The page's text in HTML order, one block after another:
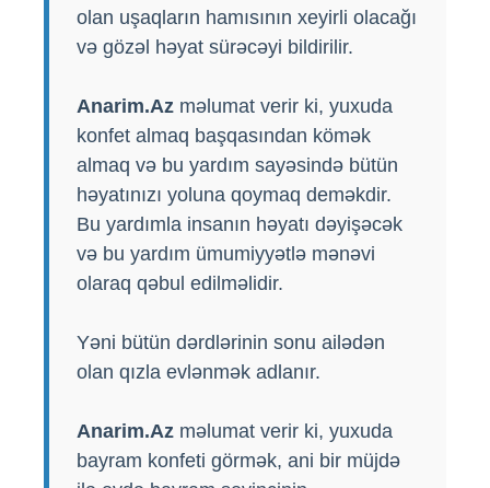
olan uşaqların hamısının xeyirli olacağı
və gözəl həyat sürəcəyi bildirilir.
Anarim.Az məlumat verir ki, yuxuda
konfet almaq başqasından kömək
almaq və bu yardım sayəsində bütün
həyatınızı yoluna qoymaq deməkdir.
Bu yardımla insanın həyatı dəyişəcək
və bu yardım ümumiyyətlə mənəvi
olaraq qəbul edilməlidir.
Yəni bütün dərdlərinin sonu ailədən
olan qızla evlənmək adlanır.
Anarim.Az məlumat verir ki, yuxuda
bayram konfeti görmək, ani bir müjdə